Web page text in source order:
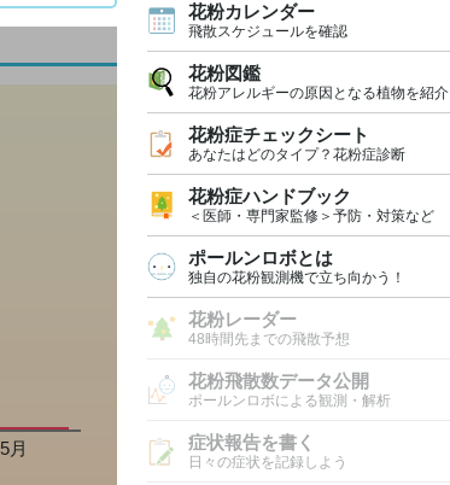
5月
花粉カレンダー
飛散スケジュールを確認
花粉図鑑
花粉アレルギーの原因となる植物を紹介
花粉症チェックシート
あなたはどのタイプ？花粉症診断
花粉症ハンドブック
＜医師・専門家監修＞予防・対策など
ポールンロボとは
独自の花粉観測機で立ち向かう！
花粉レーダー
48時間先までの飛散予想
花粉飛散数データ公開
ポールンロボによる観測・解析
症状報告を書く
日々の症状を記録しよう